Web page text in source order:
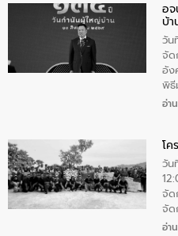
ทิพ
เป็
ตํา
มุก
ทํา
เพื่
เจ้
อ
บ้
วัน
จัด
อัง
พิธี
ทำ
ทอ
ผู้ใ
โอ
อ่า
โค
วัน
จัด
จัด
ร่ว
อ่า